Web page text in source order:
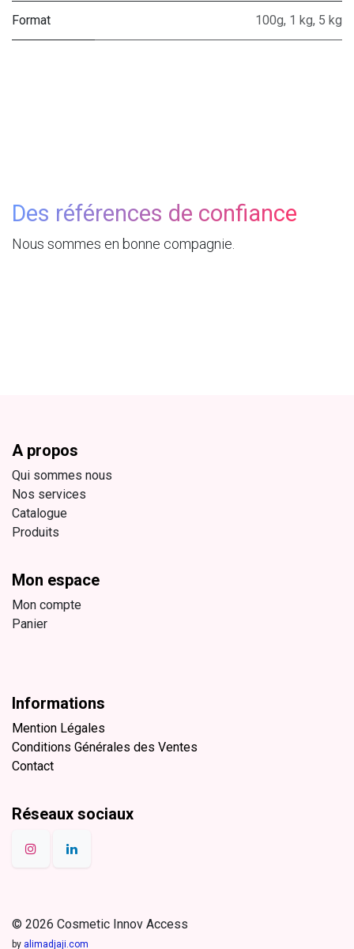
Format 100g, 1 kg, 5 kg
Des références de confiance
Nous sommes en bonne compagnie.
A propos
Qui sommes nous
Nos services
Catalogue
Produits
Mon espace
Mon compte
Panier
Informations
Mention Légales
Conditions Générales des Ventes
Contact
Réseaux sociaux
© 2026 Cosmetic Innov Access
by alimadjaji.com